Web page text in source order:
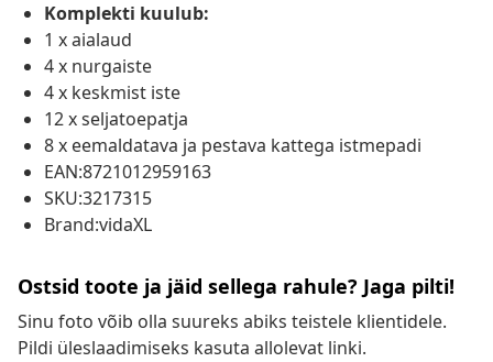
Komplekti kuulub:
1 x aialaud
4 x nurgaiste
4 x keskmist iste
12 x seljatoepatja
8 x eemaldatava ja pestava kattega istmepadi
EAN:8721012959163
SKU:3217315
Brand:vidaXL
Ostsid toote ja jäid sellega rahule? Jaga pilti!
Sinu foto võib olla suureks abiks teistele klientidele.
Pildi üleslaadimiseks kasuta allolevat linki.